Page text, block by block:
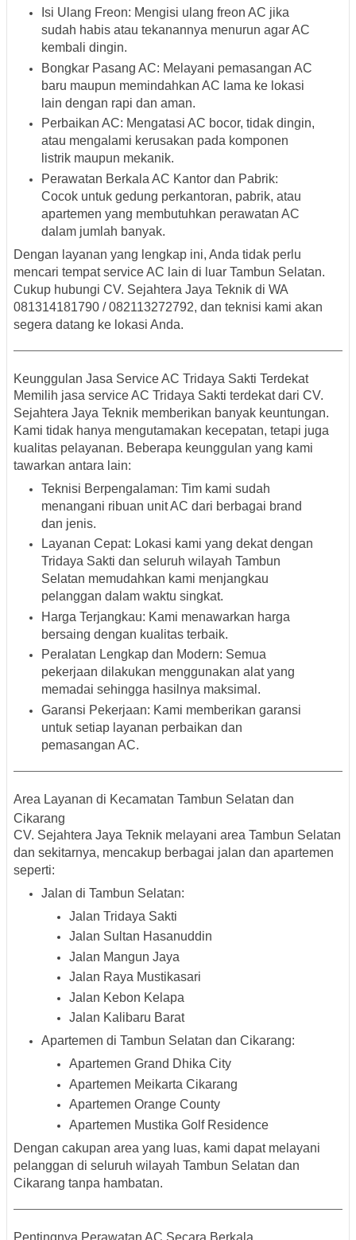
Isi Ulang Freon: Mengisi ulang freon AC jika
sudah habis atau tekanannya menurun agar AC
kembali dingin.
Bongkar Pasang AC: Melayani pemasangan AC
baru maupun memindahkan AC lama ke lokasi
lain dengan rapi dan aman.
Perbaikan AC: Mengatasi AC bocor, tidak dingin,
atau mengalami kerusakan pada komponen
listrik maupun mekanik.
Perawatan Berkala AC Kantor dan Pabrik:
Cocok untuk gedung perkantoran, pabrik, atau
apartemen yang membutuhkan perawatan AC
dalam jumlah banyak.
Dengan layanan yang lengkap ini, Anda tidak perlu
mencari tempat service AC lain di luar Tambun Selatan.
Cukup hubungi CV. Sejahtera Jaya Teknik di WA
081314181790 / 082113272792, dan teknisi kami akan
segera datang ke lokasi Anda.
Keunggulan Jasa Service AC Tridaya Sakti Terdekat
Memilih jasa service AC Tridaya Sakti terdekatdari CV.
Sejahtera Jaya Teknik memberikan banyak keuntungan.
Kami tidak hanya mengutamakan kecepatan, tetapi juga
kualitas pelayanan. Beberapa keunggulan yang kami
tawarkan antara lain:
Teknisi Berpengalaman: Tim kami sudah
menangani ribuan unit AC dari berbagai brand
dan jenis.
Layanan Cepat: Lokasi kami yang dekat dengan
Tridaya Sakti dan seluruh wilayah Tambun
Selatan memudahkan kami menjangkau
pelanggan dalam waktu singkat.
Harga Terjangkau: Kami menawarkan harga
bersaing dengan kualitas terbaik.
Peralatan Lengkap dan Modern: Semua
pekerjaan dilakukan menggunakan alat yang
memadai sehingga hasilnya maksimal.
Garansi Pekerjaan: Kami memberikan garansi
untuk setiap layanan perbaikan dan
pemasangan AC.
Area Layanan di Kecamatan Tambun Selatan dan
Cikarang
CV. Sejahtera Jaya Teknik melayani area Tambun Selatan
dan sekitarnya, mencakup berbagai jalan dan apartemen
seperti:
Jalan di Tambun Selatan:
Jalan Tridaya Sakti
Jalan Sultan Hasanuddin
Jalan Mangun Jaya
Jalan Raya Mustikasari
Jalan Kebon Kelapa
Jalan Kalibaru Barat
Apartemen di Tambun Selatan dan Cikarang:
Apartemen Grand Dhika City
Apartemen Meikarta Cikarang
Apartemen Orange County
Apartemen Mustika Golf Residence
Dengan cakupan area yang luas, kami dapat melayani
pelanggan di seluruh wilayah Tambun Selatan dan
Cikarang tanpa hambatan.
Pentingnya Perawatan AC Secara Berkala